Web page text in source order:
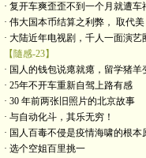
· 复开车爽歪歪不到一个月就遭车
· 伟大国本币结算之利弊， 取代美
· 大陆近年电视剧，千人一面演艺
【隨感-23】
· 国人的钱包说瘪就瘪，留学猪羊
· 25年不开车重新自驾上路有感
· 30 年前两张旧照片的北京故事
· 与自动化斗，其乐无穷！
· 国人百毒不侵是疫情海啸的根本
· 选个空姐百里挑一